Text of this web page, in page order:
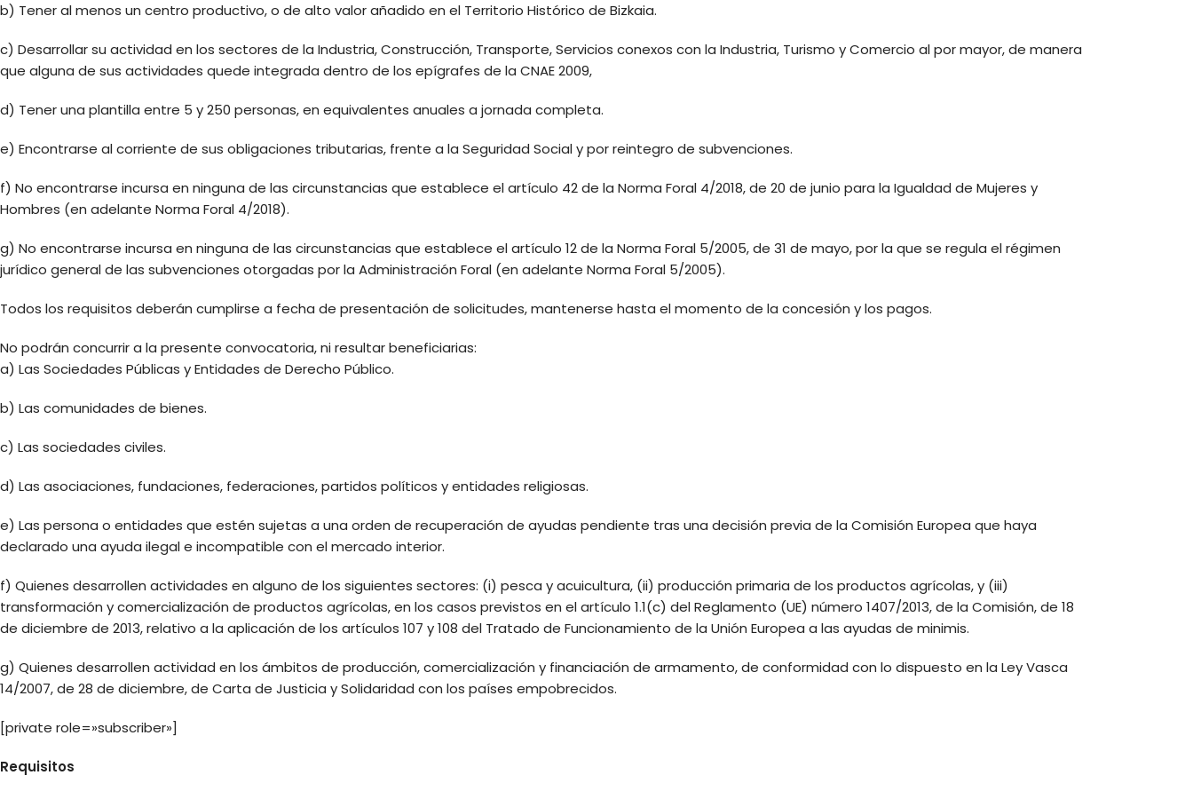
b) Tener al menos un centro productivo, o de alto valor añadido en el Territorio Histórico de Bizkaia.
c) Desarrollar su actividad en los sectores de la Industria, Construcción, Transporte, Servicios conexos con la Industria, Turismo y Comercio al por mayor, de manera
que alguna de sus actividades quede integrada dentro de los epígrafes de la CNAE 2009,
d) Tener una plantilla entre 5 y 250 personas, en equivalentes anuales a jornada completa.
e) Encontrarse al corriente de sus obligaciones tributarias, frente a la Seguridad Social y por reintegro de subvenciones.
f) No encontrarse incursa en ninguna de las circunstancias que establece el artículo 42 de la Norma Foral 4/2018, de 20 de junio para la Igualdad de Mujeres y
Hombres (en adelante Norma Foral 4/2018).
g) No encontrarse incursa en ninguna de las circunstancias que establece el artículo 12 de la Norma Foral 5/2005, de 31 de mayo, por la que se regula el régimen
jurídico general de las subvenciones otorgadas por la Administración Foral (en adelante Norma Foral 5/2005).
Todos los requisitos deberán cumplirse a fecha de presentación de solicitudes, mantenerse hasta el momento de la concesión y los pagos.
No podrán concurrir a la presente convocatoria, ni resultar beneficiarias:
a) Las Sociedades Públicas y Entidades de Derecho Público.
b) Las comunidades de bienes.
c) Las sociedades civiles.
d) Las asociaciones, fundaciones, federaciones, partidos políticos y entidades religiosas.
e) Las persona o entidades que estén sujetas a una orden de recuperación de ayudas pendiente tras una decisión previa de la Comisión Europea que haya
declarado una ayuda ilegal e incompatible con el mercado interior.
f) Quienes desarrollen actividades en alguno de los siguientes sectores: (i) pesca y acuicultura, (ii) producción primaria de los productos agrícolas, y (iii)
transformación y comercialización de productos agrícolas, en los casos previstos en el artículo 1.1(c) del Reglamento (UE) número 1407/2013, de la Comisión, de 18
de diciembre de 2013, relativo a la aplicación de los artículos 107 y 108 del Tratado de Funcionamiento de la Unión Europea a las ayudas de minimis.
g) Quienes desarrollen actividad en los ámbitos de producción, comercialización y financiación de armamento, de conformidad con lo dispuesto en la Ley Vasca
14/2007, de 28 de diciembre, de Carta de Justicia y Solidaridad con los países empobrecidos.
[private role=»subscriber»]
Requisitos